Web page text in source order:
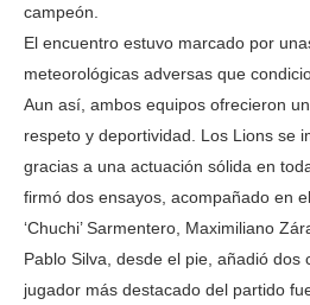
campeón.
El encuentro estuvo marcado por
meteorológicas adversas que
Aun así, ambos equipos ofrecieron
respeto y deportividad. Los Lions se
gracias a una actuación sólida en
firmó dos ensayos, acompañado en
‘Chuchi’ Sarmentero, Maximiliano
Pablo Silva, desde el pie, añadió dos
jugador más destacado del partido